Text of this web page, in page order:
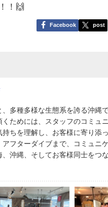
！🙌
Facebook post
多種多様な生態系を誇る沖縄
くためには、スタッフのコミュ
ちを理解し、お客様に寄り添
フターダイブまで、コミュニ
沖縄、そしてお客様同士をつ